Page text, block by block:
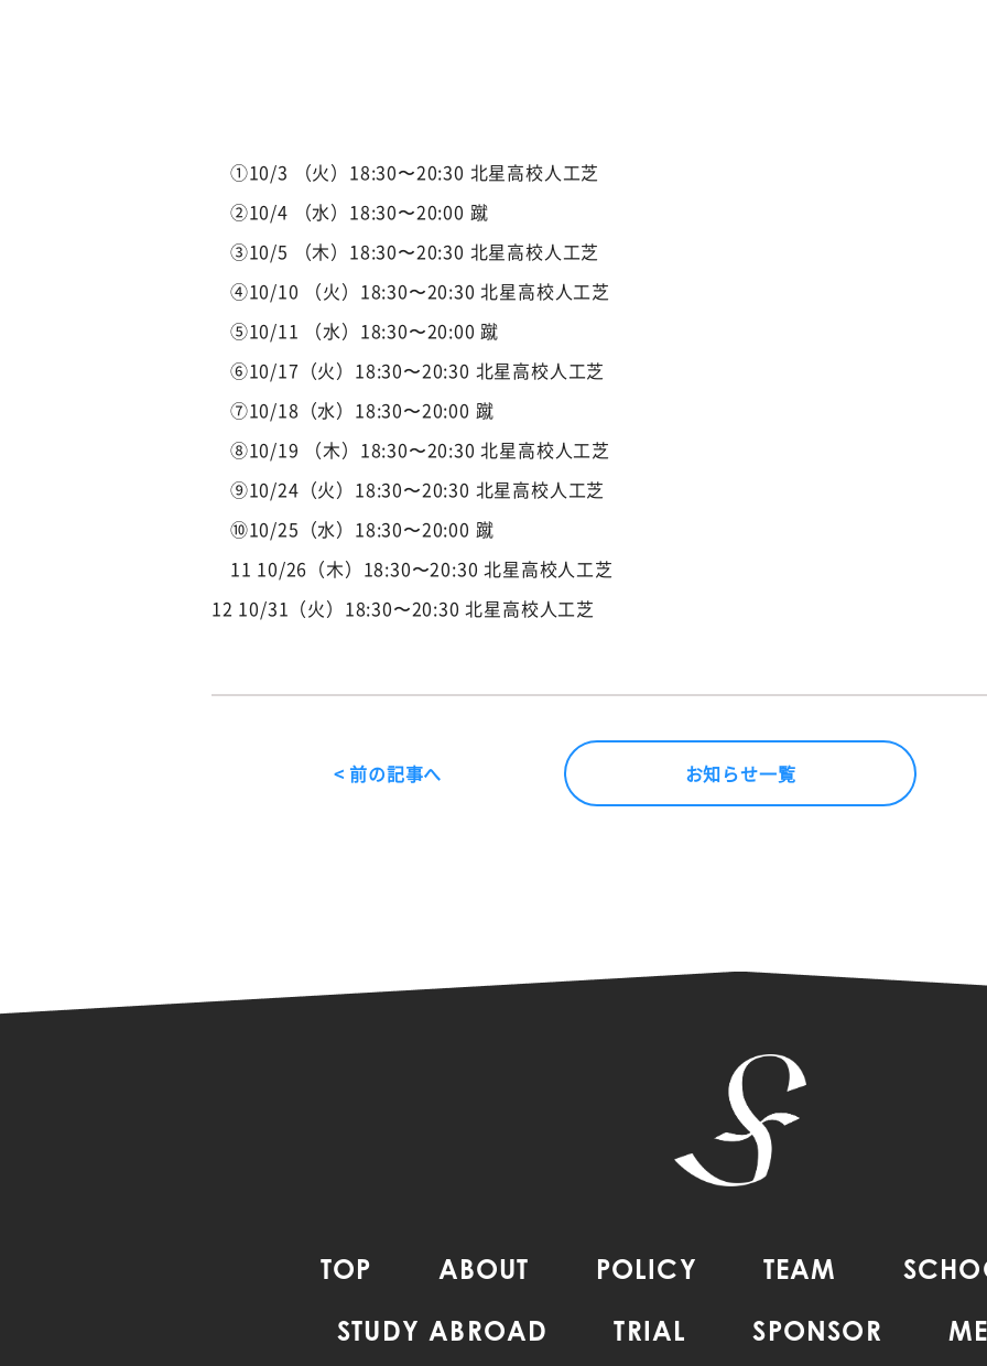
①10/3 （火）18:30〜20:30 北星高校人工芝
②10/4 （水）18:30〜20:00 蹴
③10/5 （木）18:30〜20:30 北星高校人工芝
④10/10 （火）18:30〜20:30 北星高校人工芝
⑤10/11 （水）18:30〜20:00 蹴
⑥10/17（火）18:30〜20:30 北星高校人工芝
⑦10/18（水）18:30〜20:00 蹴
⑧10/19 （木）18:30〜20:30 北星高校人工芝
⑨10/24（火）18:30〜20:30 北星高校人工芝
⑩10/25（水）18:30〜20:00 蹴
11 10/26（木）18:30〜20:30 北星高校人工芝
12 10/31（火）18:30〜20:30 北星高校人工芝
< 前の記事へ お知らせ一覧
TOP ABOUT POLICY TEAM
STUDY ABROAD TRIAL SPONSOR